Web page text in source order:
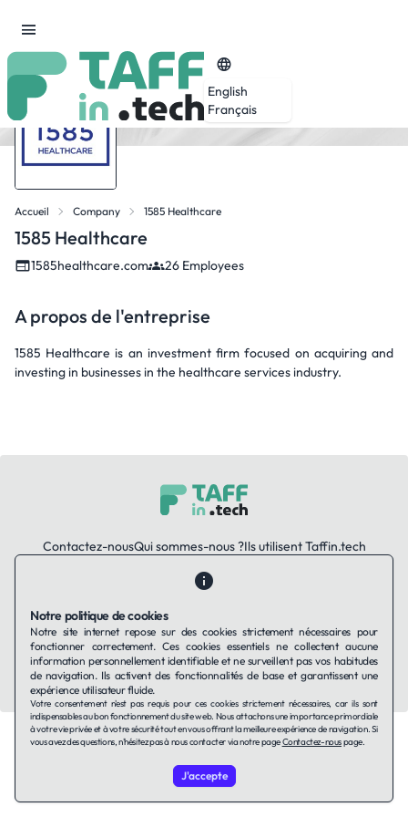
English
Français
Accueil Company 1585 Healthcare
1585 Healthcare
1585healthcare.com 26 Employees
A propos de l'entreprise
1585 Healthcare is an investment firm focused on acquiring and
investing in businesses in the healthcare services industry.
Contactez-nousQui sommes-nous ?Ils utilisent Taffin.tech
Politique de cookies
LinkedIn
© 2026 TAFFin.Tech. Tous droits réservés.
Notre politique de cookies
Notre site internet repose sur des cookies strictement nécessaires pour
fonctionner correctement. Ces cookies essentiels ne collectent aucune
information personnellement identifiable et ne surveillent pas vos habitudes
de navigation. Ils activent des fonctionnalités de base et garantissent une
expérience utilisateur fluide.
Votre consentement n'est pas requis pour ces cookies strictement nécessaires, car ils sont
indispensables au bon fonctionnement du site web. Nous attachons une importance primordiale
à votre vie privée et à votre sécurité tout en vous offrant la meilleure expérience de navigation. Si
vous avez des questions, n'hésitez pas à nous contacter via notre pageContactez-nouspage.
J'accepte